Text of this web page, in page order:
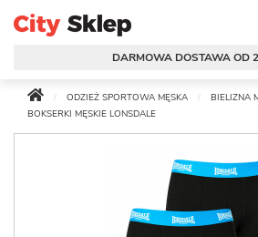
DARMOWA DOSTAWA OD
ODZIEŻ SPORTOWA MĘSKA
BIELIZNA
BOKSERKI MĘSKIE LONSDALE